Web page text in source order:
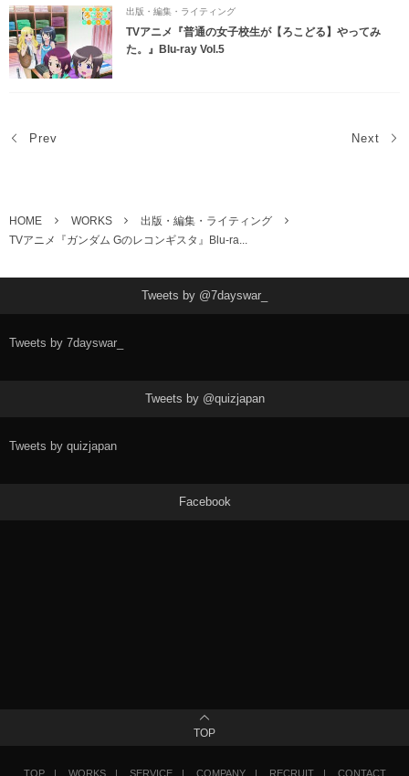
出版・編集・ライティング
TVアニメ『普通の女子校生が【ろこどる】やってみ
た。』Blu-ray Vol.5
Prev Next
HOME WORKS
出版・編集・ライティング
TVアニメ『ガンダム Gのレコンギスタ』Blu-ra...
Tweets by @7dayswar_
Tweets by 7dayswar_
Tweets by @quizjapan
Tweets by quizjapan
Facebook
TOP
TOP WORKS SERVICE COMPANY RECRUIT CONTACT